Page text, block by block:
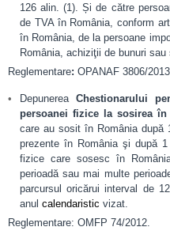
126 alin. (1). Și de către
de TVA în România, conform
în România, de la persoane
România, achiziţii de bunuri
Reglementare: OPANAF 3806/
DepunereaChestionarului
persoanei fizice la sosirea în
care au sosit în România după
prezente în România şi după
fizice care sosesc în
perioadă sau mai multe
parcursul oricărui interval de
anul calendaristic vizat.
Reglementare: OMFP 74/2012.